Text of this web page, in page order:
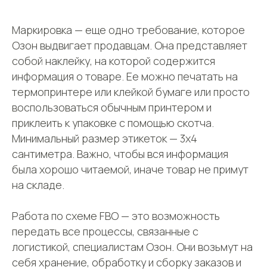
Маркировка — еще одно требование, которое
Oзoн выдвигает продавцам. Она представляет
собой наклейку, на которой содержится
информация о товаре. Ее можно печатать на
термопринтере или клейкой бумаге или просто
воспользоваться обычным принтером и
приклеить к упаковке с помощью скотча.
Минимальный размер этикеток — 3х4
сантиметра. Важно, чтобы вся информация
была хорошо читаемой, иначе товар не примут
на складе.
Работа по схеме FBO — это возможность
передать все процессы, связанные с
логистикой, специалистам Oзoн. Они возьмут на
себя хранение, обработку и сборку заказов и
Адрес
Клиентам
Личный кабинет
Контакты
Поддержка
Заключить договор
Карта сайта
Все услуги
Фулфилмент для
маркетплейсов
Фулфилмент для
интернет-магазинов
FBO
FBS
DBS
Сфокусируйтесь на продажах,
а остальное возьмём на себя
сайты
Партнёрская
программа